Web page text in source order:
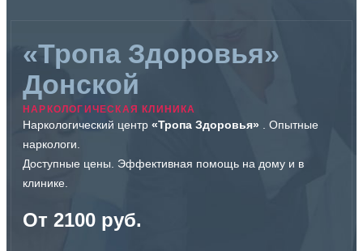
«Тропа Здоровья»
Донской
НАРКОЛОГИЧЕСКАЯ КЛИНИКА
Наркологический центр «Тропа Здоровья» . Опытные
наркологи.
Доступные цены. Эффективная помощь на дому и в
клинике.
От 2100 руб.